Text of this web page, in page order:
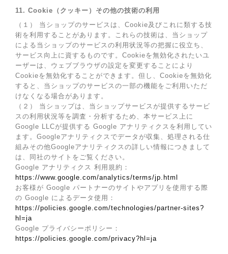
11. Cookie（クッキー）その他の技術の利用
（１） 当ショップのサービスは、Cookie及びこれに類する技
術を利用することがあります。これらの技術は、当ショップ
による当ショップのサービスの利用状況等の把握に役立ち、
サービス向上に資するものです。Cookieを無効化されたいユ
ーザーは、ウェブブラウザの設定を変更することにより
Cookieを無効化することができます。但し、Cookieを無効化
すると、当ショップのサービスの一部の機能をご利用いただ
けなくなる場合があります。
（２） 当ショップは、当ショップサービスが提供するサービ
スの利用状況等を調査・分析するため、本サービス上に
Google LLCが提供する Google アナリティクスを利用してい
ます。Googleアナリティクスでデータが収集、処理される仕
組みその他Googleアナリティクスの詳しい情報につきまして
は、同社のサイトをご覧ください。
Google アナリティクス 利用規約：
https://www.google.com/analytics/terms/jp.html
お客様が Google パートナーのサイトやアプリを使用する際
の Google によるデータ使用：
https://policies.google.com/technologies/partner-sites?
hl=ja
Google プライバシーポリシー：
https://policies.google.com/privacy?hl=ja